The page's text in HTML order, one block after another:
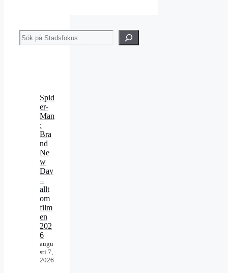
Sök
Spid
er-
Man
:
Bra
nd
Ne
w
Day
–
allt
om
film
en
202
6
augu
sti 7,
2026